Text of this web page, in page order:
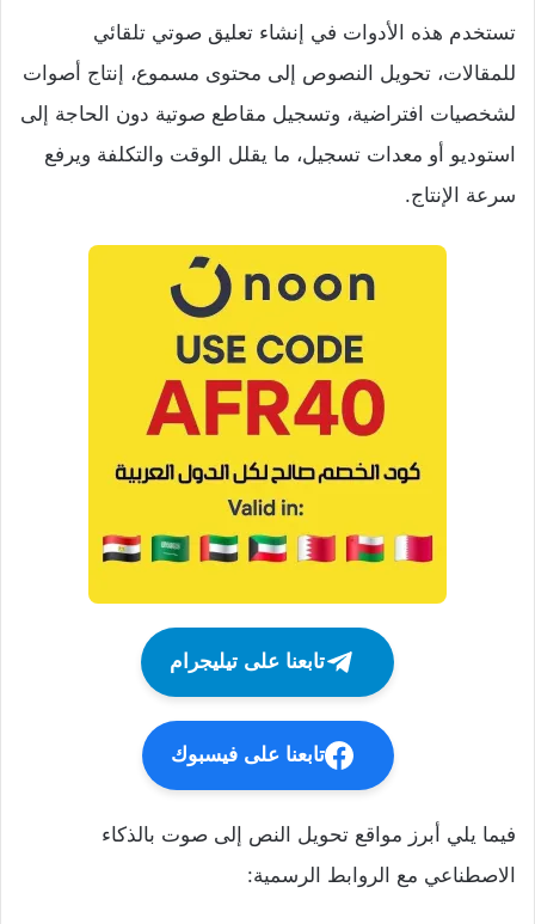
تستخدم هذه الأدوات في إنشاء تعليق صوتي تلقائي
للمقالات، تحويل النصوص إلى محتوى مسموع، إنتاج أصوات
لشخصيات افتراضية، وتسجيل مقاطع صوتية دون الحاجة إلى
استوديو أو معدات تسجيل، ما يقلل الوقت والتكلفة ويرفع
سرعة الإنتاج.
تابعنا على تيليجرام
تابعنا على فيسبوك
فيما يلي أبرز مواقع تحويل النص إلى صوت بالذكاء
الاصطناعي مع الروابط الرسمية: